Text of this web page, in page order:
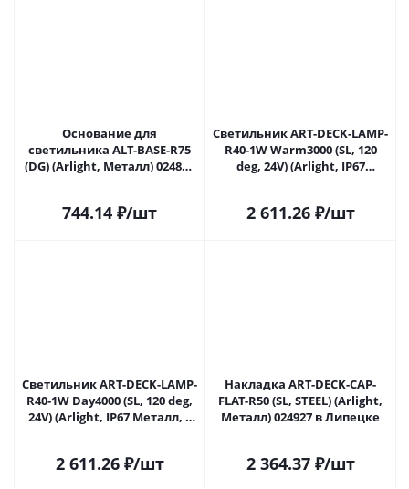
Основание для
светильника ALT-BASE-R75
(DG) (Arlight, Металл) 024890
744.14 ₽/шт
Светильник ART-DECK-LAMP-
R40-1W Warm3000 (SL, 120
deg, 24V) (Arlight, IP67
2 611.26₽/шт
Светильник ART-DECK-LAMP-
R40-1W Day4000 (SL, 120 deg,
24V) (Arlight, IP67 Металл, 3
2 611.26₽/шт
Накладка ART-DECK-CAP-
FLAT-R50 (SL, STEEL) (Arlight,
Металл) 024927 в Липецке
2 364.37₽/шт